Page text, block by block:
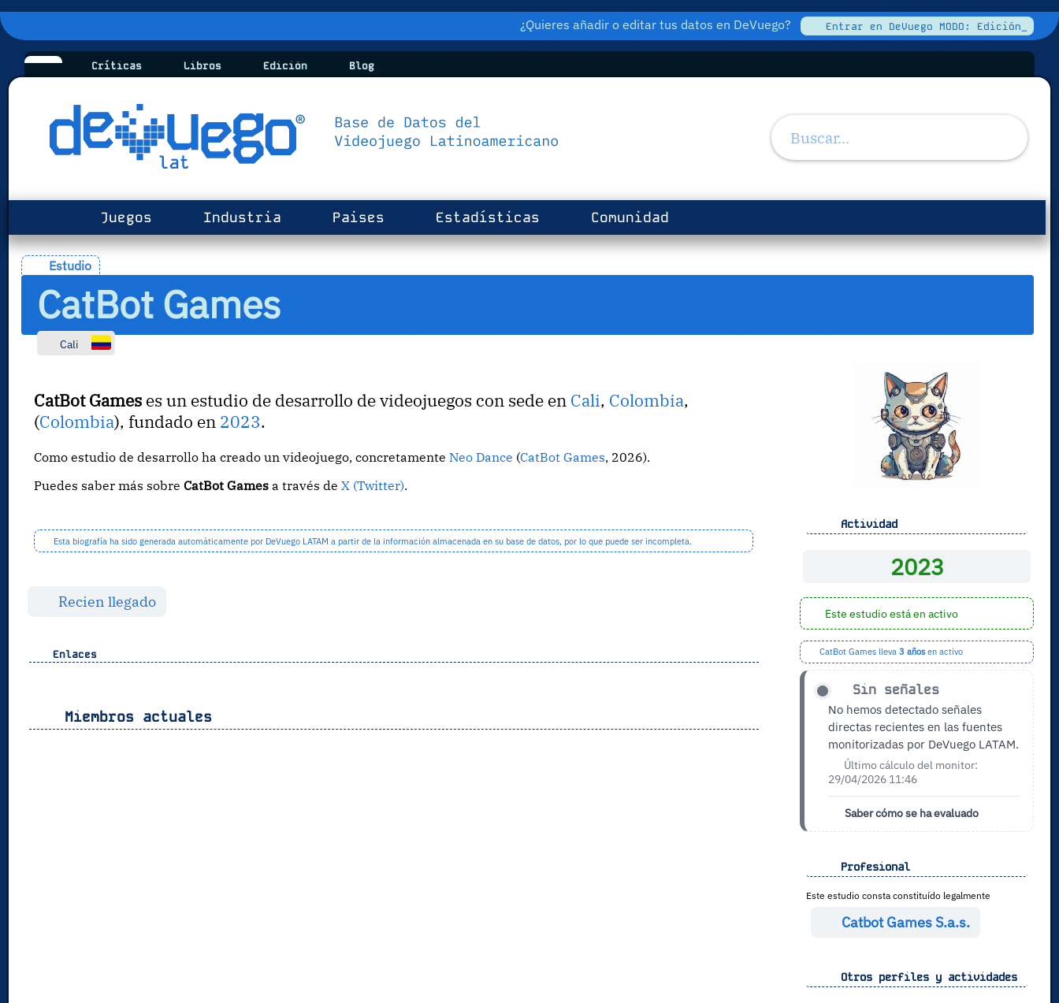
¿Quieres añadir o editar tus datos en DeVuego? Entrar en DeVuego MODO: Edición_
Críticas Libros Edición Blog
Juegos Industria Paises Estadísticas Comunidad
Estudio
CatBot Games
Cali
CatBot Games es un estudio de desarrollo de videojuegos con sede en Cali, Colombia,
(Colombia), fundado en 2023.
Como estudio de desarrollo ha creado un videojuego, concretamenteNeo Dance (CatBot Games, 2026).
Puedes saber más sobreCatBot Games a través deX (Twitter).
Esta biografía ha sido generada automáticamente por DeVuego LATAM a partir de la información almacenada en su base de datos, por lo que puede ser incompleta.
Recien llegado
Enlaces
Miembros actuales
Actividad
2023
Este estudio está en activo
CatBot Games lleva 3 añosen activo
Sin señales
No hemos detectado señales
directas recientes en las fuentes
monitorizadas por DeVuego LATAM.
Último cálculo del monitor:
29/04/2026 11:46
Saber cómo se ha evaluado
Profesional
Este estudio consta constituído legalmente
Catbot Games S.a.s.
Otros perfiles y actividades